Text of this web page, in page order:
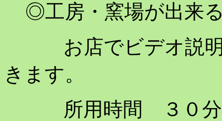
◎工房・窯場が出来
お店でビデオ説明
きます。
所用時間 ３０分